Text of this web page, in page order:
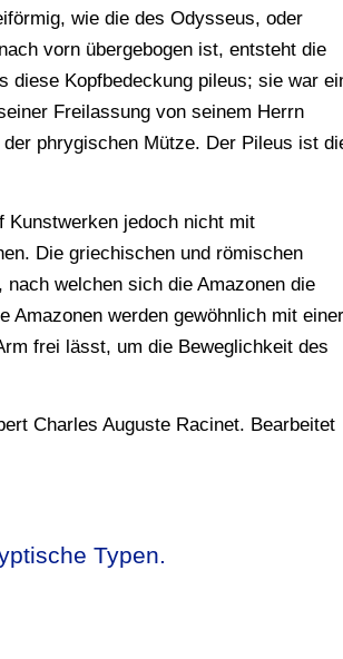
wie die des Odysseus, oder
vorn übergebogen ist, entsteht die
diese Kopfbedeckung pileus; sie war
Freilassung von seinem Herrn
phrygischen Mütze. Der Pileus ist
Kunstwerken jedoch nicht mit
Die griechischen und römischen
welchen sich die Amazonen die
Amazonen werden gewöhnlich mit einer
frei lässt, um die Beweglichkeit des
Charles Auguste Racinet. Bearbeitet
Typen.